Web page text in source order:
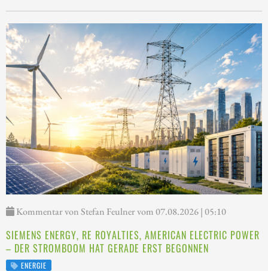
Kommentar von Stefan Feulner vom 07.08.2026 | 05:10
SIEMENS ENERGY, RE ROYALTIES, AMERICAN ELECTRIC POWER
– DER STROMBOOM HAT GERADE ERST BEGONNEN
ENERGIE